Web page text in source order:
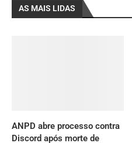
AS MAIS LIDAS
ANPD abre processo contra
Discord após morte de